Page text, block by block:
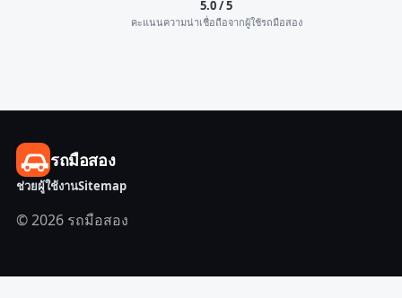
5.0 / 5
คะแนนความน่าเชื่อถือจากผู้ใช้รถมือสอง
รถมือสอง
ช่วยผู้ใช้งานSitemap
© 2026 รถมือสอง